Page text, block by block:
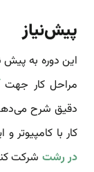
پیش‌نیاز
این دوره به پیش‌
مراحل کار جهت
دقیق شرح
کار با کامپیوتر
در رشت شرکت